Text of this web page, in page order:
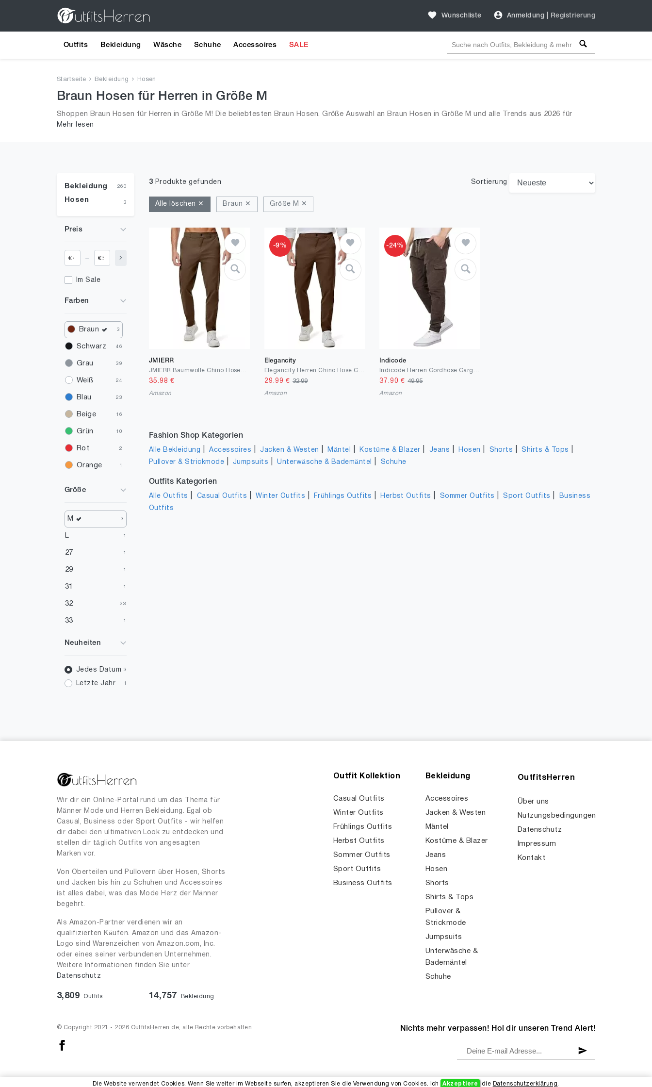
Wunschliste Anmeldung Registrierung
Outfits Bekleidung Wäsche Schuhe Accessoires SALE
Startseite Bekleidung Hosen
Braun Hosen für Herren in Größe M
Shoppen Braun Hosen für Herren in Größe M! Die beliebtesten Braun Hosen. Größe Auswahl an Braun Hosen in Größe M und alle Trends aus 2026 für
Männer!
Mehr lesen
Bekleidung 260
Hosen 3
Preis
€ €
Im Sale
Farben
Braun 3
Schwarz 46
Grau 39
Weiß 24
Blau 23
Beige 16
Grün 10
Rot 2
Orange 1
Größe
M 3
L 1
27 1
29 1
31 1
32 23
33 1
Neuheiten
Jedes Datum 3
Letzte Jahr 1
3 Produkte gefunden Sortierung
Alle löschen ✕ Braun ✕ Größe M ✕
JMIERR
35.98 €
Amazon
-9%
Elegancity
29.99 € 32.99
Amazon
-24%
Indicode
37.90 €49.95
Amazon
Fashion Shop Kategorien
Alle Bekleidung |Accessoires |Jacken & Westen Mäntel Kostüme & Blazer Jeans Hosen Shorts |Shirts & Tops
Pullover & Strickmode |Jumpsuits |Unterwäsche & Bademäntel Schuhe
Outfits Kategorien
Alle Outfits Casual Outfits |Winter Outfits Frühlings Outfits Herbst Outfits Sommer Outfits |Sport Outfits
Business
Outfits
Wir dir ein Online-Portal rund um das Thema für
Männer Mode und Herren Bekleidung. Egal ob
Casual, Business oder Sport Outfits - wir helfen
dir dabei den ultimativen Look zu entdecken und
stellen dir täglich Outfits von angesagten
Marken vor.
Von Oberteilen und Pullovern über Hosen, Shorts
und Jacken bis hin zu Schuhen und Accessoires
ist alles dabei, was das Mode Herz der Männer
begehrt.
Als Amazon-Partner verdienen wir an
qualifizierten Käufen. Amazon und das Amazon-
Logo sind Warenzeichen von Amazon.com, Inc.
oder eines seiner verbundenen Unternehmen.
Weitere Informationen finden Sie unter
Datenschutz
3,809 Outfits 14,757 Bekleidung
Outfit Kollektion
Casual Outfits
Winter Outfits
Frühlings Outfits
Herbst Outfits
Sommer Outfits
Sport Outfits
Business Outfits
Bekleidung
Accessoires
Jacken & Westen
Mäntel
Kostüme & Blazer
Jeans
Hosen
Shorts
Shirts & Tops
Pullover &
Strickmode
Jumpsuits
Unterwäsche &
Bademäntel
Schuhe
OutfitsHerren
Über uns
Nutzungsbedingungen
Datenschutz
Impressum
Kontakt
© Copyright 2021 - 2026 OutfitsHerren.de, alle Rechte vorbehalten. Nichts mehr verpassen! Hol dir unseren Trend Alert!
Die Website verwendet Cookies. Wenn Sie weiter im Webseite surfen, akzeptieren Sie die Verwendung von Cookies. Ich Akzeptiere die Datenschutzerklärung